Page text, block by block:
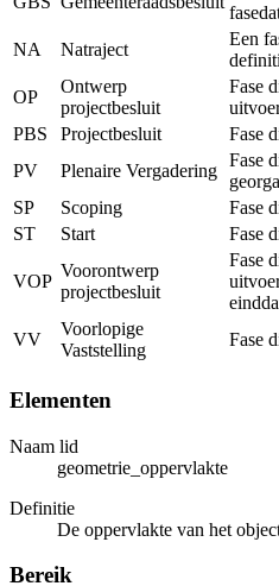
NA
Natraject
Een
OP
Ontwerp
projectbesluit
Fase
PBS
Projectbesluit
Fase
PV
Plenaire Vergadering
Fase
SP
Scoping
Fase
ST
Start Fase
VOP
Voorontwerp
projectbesluit
Fase
VV
Voorlopige
Vaststelling
Fase
Elementen
Naam lid
geometrie_oppervlakte
Definitie
De oppervlakte van het
Bereik